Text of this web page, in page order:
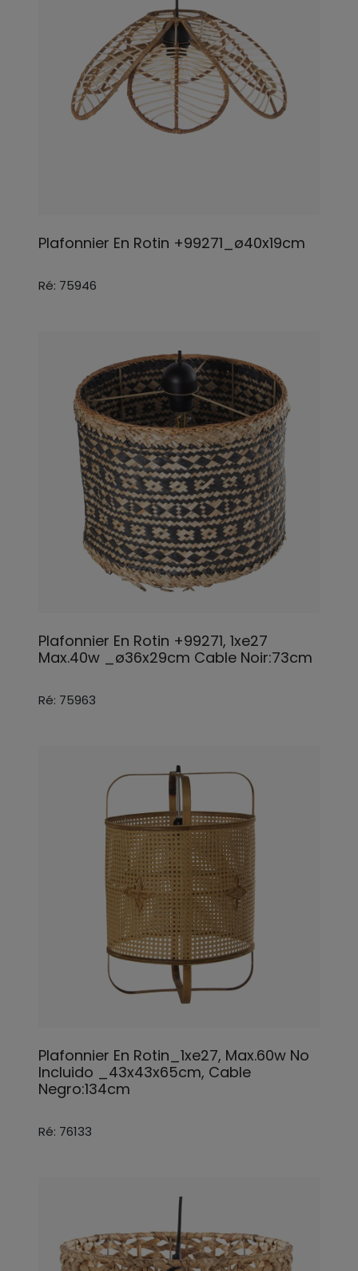
Plafonnier En Rotin +99271_ø40x19cm
Ré: 75946
Plafonnier En Rotin +99271, 1xe27
Max.40w _ø36x29cm Cable Noir:73cm
Ré: 75963
Plafonnier En Rotin_1xe27, Max.60w No
Incluido _43x43x65cm, Cable
Negro:134cm
Ré: 76133